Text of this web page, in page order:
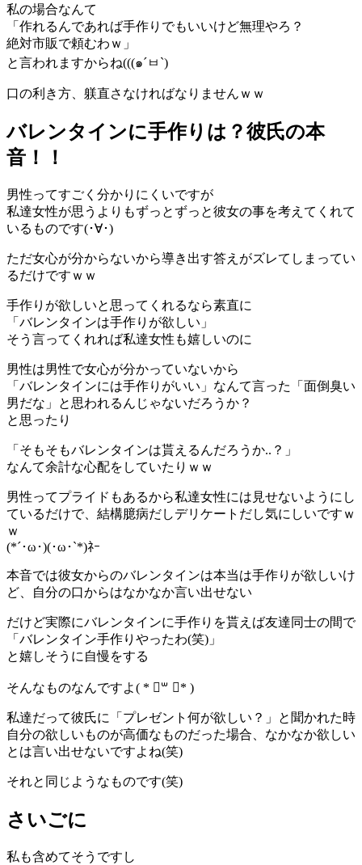
私の場合なんて
「作れるんであれば手作りでもいいけど無理やろ？
絶対市販で頼むわｗ」
と言われますからね(((๑´ㅂ`)
口の利き方、躾直さなければなりませんｗｗ
バレンタインに手作りは？彼氏の本
音！！
男性ってすごく分かりにくいですが
私達女性が思うよりもずっとずっと彼女の事を考えてくれて
いるものです(･∀･)
ただ女心が分からないから導き出す答えがズレてしまってい
るだけですｗｗ
手作りが欲しいと思ってくれるなら素直に
「バレンタインは手作りが欲しい」
そう言ってくれれば私達女性も嬉しいのに
男性は男性で女心が分かっていないから
「バレンタインには手作りがいい」なんて言った「面倒臭い
男だな」と思われるんじゃないだろうか？
と思ったり
「そもそもバレンタインは貰えるんだろうか..？」
なんて余計な心配をしていたりｗｗ
男性ってプライドもあるから私達女性には見せないようにし
ているだけで、結構臆病だしデリケートだし気にしいですｗ
ｗ
(*´･ω･)(･ω･`*)ﾈｰ
本音では彼女からのバレンタインは本当は手作りが欲しいけ
ど、自分の口からはなかなか言い出せない
だけど実際にバレンタインに手作りを貰えば友達同士の間で
「バレンタイン手作りやったわ(笑)」
と嬉しそうに自慢をする
そんなものなんですよ( * ॑꒳ ॑* )
私達だって彼氏に「プレゼント何が欲しい？」と聞かれた時
自分の欲しいものが高価なものだった場合、なかなか欲しい
とは言い出せないですよね(笑)
それと同じようなものです(笑)
さいごに
私も含めてそうですし